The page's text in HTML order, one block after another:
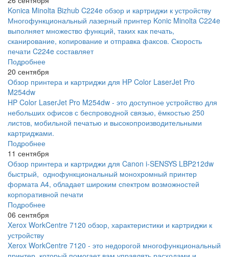
Konica Minolta Bizhub C224e обзор и картриджи к устройству
Многофункциональный лазерный принтер Konic Minolta C224e
выполняет множество функций, таких как печать,
сканирование, копирование и отправка факсов. Скорость
печати C224e составляет
Подробнее
20 сентября
Обзор принтера и картриджи для HP Color LaserJet Pro
M254dw
HP Color LaserJet Pro M254dw - это доступное устройство для
небольших офисов с беспроводной связью, ёмкостью 250
листов, мобильной печатью и высокопроизводительными
картриджами.
Подробнее
11 сентября
Обзор принтера и картриджи для Canon i-SENSYS LBP212dw
быстрый, однофункциональный монохромный принтер
формата А4, обладает широким спектром возможностей
корпоративной печати
Подробнее
06 сентября
Xerox WorkCentre 7120 обзор, характеристики и картриджи к
устройству
Xerox WorkCentre 7120 - это недорогой многофункциональный